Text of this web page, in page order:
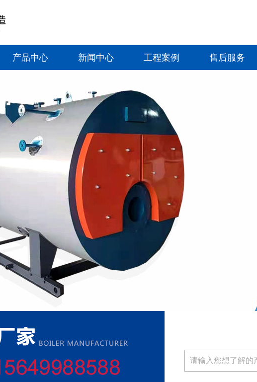
产品中心 新闻中心 工程案例 售后服务